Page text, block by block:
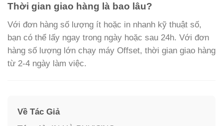
Thời gian giao hàng là bao lâu?
Với đơn hàng số lượng ít hoặc in nhanh kỹ thuật số,
bạn có thể lấy ngay trong ngày hoặc sau 24h. Với đơn
hàng số lượng lớn chạy máy Offset, thời gian giao hàng
từ 2-4 ngày làm việc.
Về Tác Giả